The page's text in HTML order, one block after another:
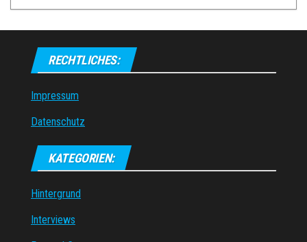
RECHTLICHES:
Impressum
Datenschutz
KATEGORIEN:
Hintergrund
Interviews